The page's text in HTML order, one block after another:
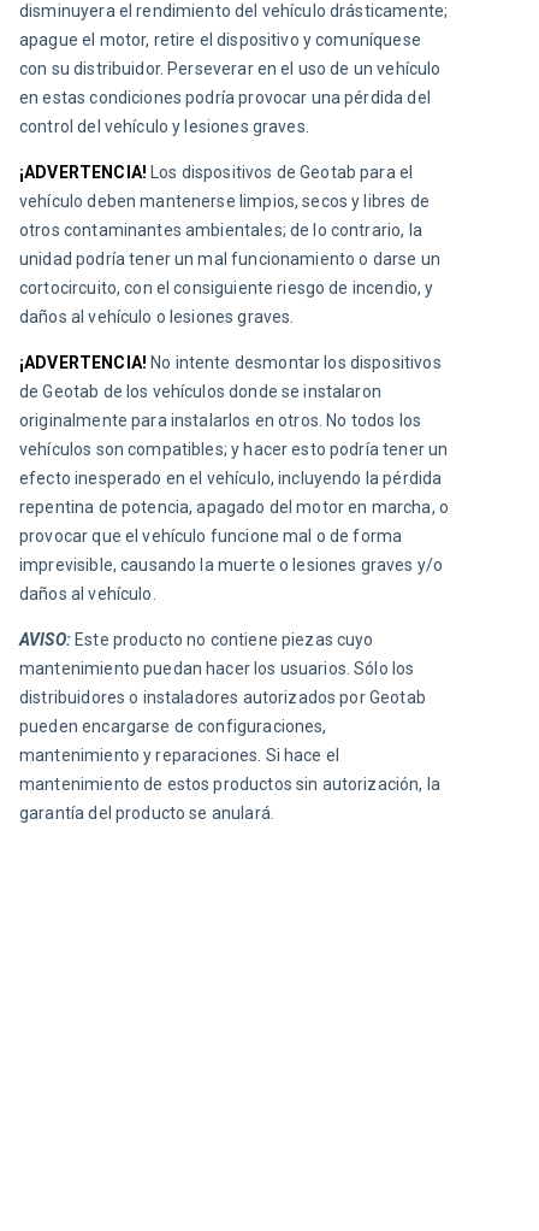
disminuyera el rendimiento del vehículo drásticamente;
apague el motor, retire el dispositivo y comuníquese
con su distribuidor. Perseverar en el uso de un vehículo
en estas condiciones podría provocar una pérdida del
control del vehículo y lesiones graves.
¡ADVERTENCIA! Los dispositivos de Geotab para el
vehículo deben mantenerse limpios, secos y libres de
otros contaminantes ambientales; de lo contrario, la
unidad podría tener un mal funcionamiento o darse un
cortocircuito, con el consiguiente riesgo de incendio, y
daños al vehículo o lesiones graves.
¡ADVERTENCIA! No intente desmontar los dispositivos
de Geotab de los vehículos donde se instalaron
originalmente para instalarlos en otros. No todos los
vehículos son compatibles; y hacer esto podría tener un
efecto inesperado en el vehículo, incluyendo la pérdida
repentina de potencia, apagado del motor en marcha, o
provocar que el vehículo funcione mal o de forma
imprevisible, causando la muerte o lesiones graves y/o
daños al vehículo.
AVISO: Este producto no contiene piezas cuyo
mantenimiento puedan hacer los usuarios. Sólo los
distribuidores o instaladores autorizados por Geotab
pueden encargarse de configuraciones,
mantenimiento y reparaciones. Si hace el
mantenimiento de estos productos sin autorización, la
garantía del producto se anulará.